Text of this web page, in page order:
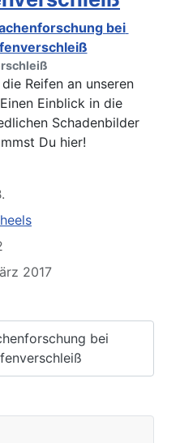
Reifen an unseren
Einblick in die
Schadenbilder
Du hier!
2017
bei